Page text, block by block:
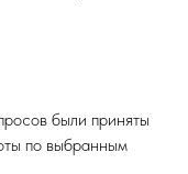
были приняты
по выбранным